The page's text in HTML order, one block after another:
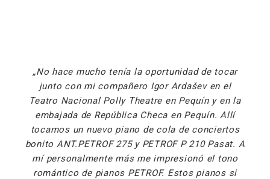
No hace mucho tenía la oportunidad de tocar
junto con mi compañero Igor Ardašev en el
Teatro Nacional Polly Theatre en Pequín y en la
embajada de República Checa en Pequín. Allí
tocamos un nuevo piano de cola de conciertos
bonito ANT.PETROF 275 y PETROF P 210 Pasat. A
mí personalmente más me impresionó el tono
romántico de pianos PETROF. Estos pianos si